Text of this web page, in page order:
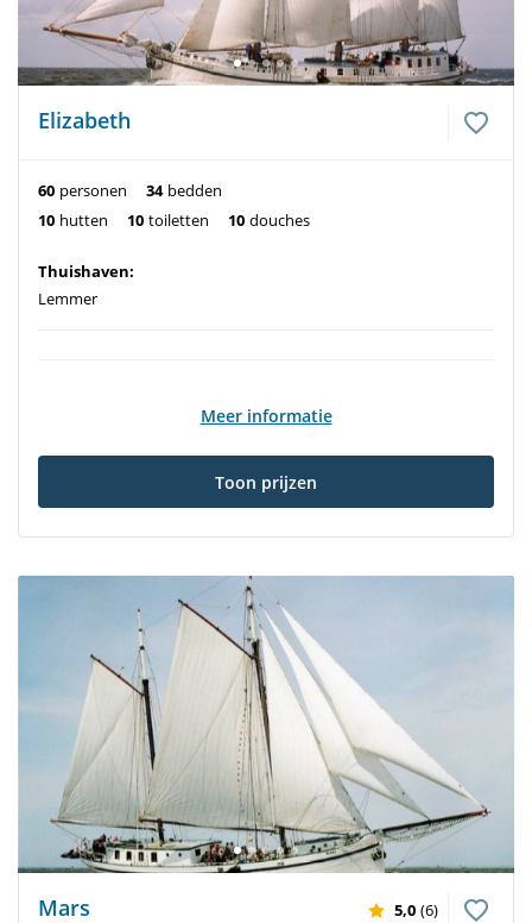
Elizabeth
60 personen 34 bedden
10 hutten 10 toiletten 10 douches
Thuishaven:
Lemmer
Meer informatie
Toon prijzen
Mars 5,0 (6)